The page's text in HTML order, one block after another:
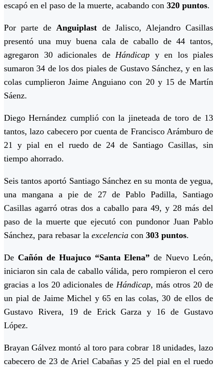
escapó en el paso de la muerte, acabando con 320 puntos.
Por parte deAnguiplast de Jalisco, Alejandro Casillas
presentó una muy buena cala de caballo de 44 tantos,
agregaron 30 adicionales de Hándicap y en los piales
sumaron 34 de los dos piales de Gustavo Sánchez, y en las
colas cumplieron Jaime Anguiano con 20 y 15 de Martín
Sáenz.
Diego Hernández cumplió con la jineteada de toro de 13
tantos, lazo cabecero por cuenta de Francisco Arámburo de
21 y pial en el ruedo de 24 de Santiago Casillas, sin
tiempo ahorrado.
Seis tantos aportó Santiago Sánchez en su monta de yegua,
una mangana a pie de 27 de Pablo Padilla, Santiago
Casillas agarró otras dos a caballo para 49, y 28 más del
paso de la muerte que ejecutó con pundonor Juan Pablo
Sánchez, para rebasar la excelencia con 303 puntos.
De Cañón de Huajuco “Santa Elena” de Nuevo León,
iniciaron sin cala de caballo válida, pero rompieron el cero
gracias a los 20 adicionales de Hándicap, más otros 20 de
un pial de Jaime Michel y 65 en las colas, 30 de ellos de
Gustavo Rivera, 19 de Erick Garza y 16 de Gustavo
López.
Brayan Gálvez montó al toro para cobrar 18 unidades, lazo
cabecero de 23 de Ariel Cabañas y 25 del pial en el ruedo